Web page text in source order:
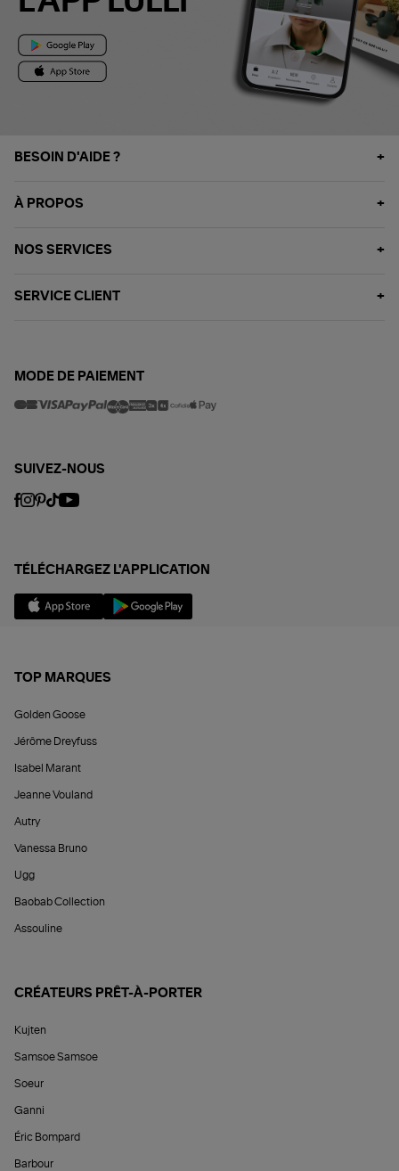
BESOIN D'AIDE ?
À PROPOS
NOS SERVICES
SERVICE CLIENT
MODE DE PAIEMENT
SUIVEZ-NOUS
TÉLÉCHARGEZ L'APPLICATION
TOP MARQUES
Golden Goose
Jérôme Dreyfuss
Isabel Marant
Jeanne Vouland
Autry
Vanessa Bruno
Ugg
Baobab Collection
Assouline
CRÉATEURS PRÊT-À-PORTER
Kujten
Samsoe Samsoe
Soeur
Ganni
Éric Bompard
Barbour